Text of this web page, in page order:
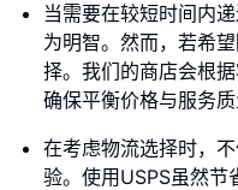
当需要在较短时间内
为明智。然而，若希
择。我们的商店会根
确保平衡价格与服务质
在考虑物流选择时，
验。使用USPS虽然节